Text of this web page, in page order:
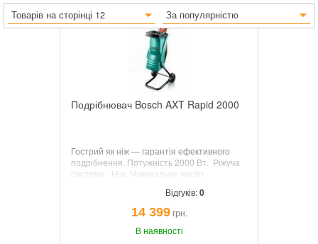
Товарів на сторінці 12 За популярністю
Подрібнювач Bosch AXT Rapid 2000
Гострий як ніж — гарантія ефективного
подрібнення. Потужність2000 Вт. Ріжуча
система - Ніж. Номінальне число
11,5 кг.Відгуків:0
14 399грн.
В наявності